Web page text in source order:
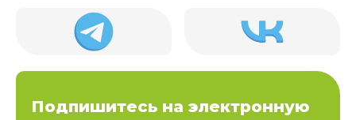
Подпишитесь на электронную